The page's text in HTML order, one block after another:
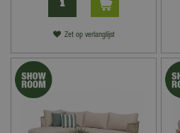
Zet op verlanglijst